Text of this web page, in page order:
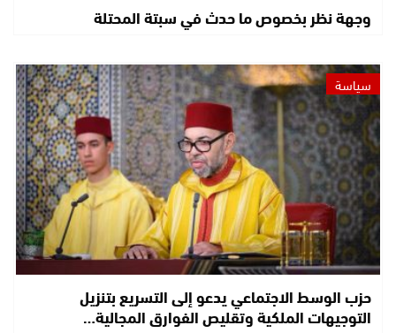
وجهة نظر بخصوص ما حدث في سبتة المحتلة
سياسة
حزب الوسط الاجتماعي يدعو إلى التسريع بتنزيل
التوجيهات الملكية وتقليص الفوارق المجالية…